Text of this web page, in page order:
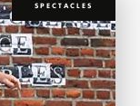
SPECTACLES